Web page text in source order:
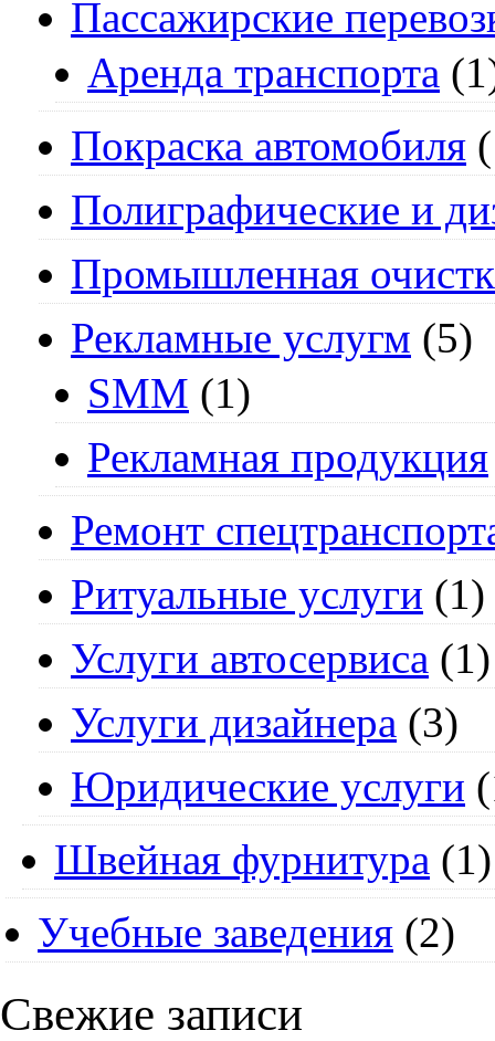
Пассажирские
Аренда транспорта
Покраска автомобиля
Полиграфические и
Промышленная
Рекламные услугм (5)
SMM (1)
Рекламная продукция
Ремонт
Ритуальные услуги (1)
Услуги автосервиса (1)
Услуги дизайнера (3)
Юридические услуги
Швейная фурнитура (1)
Учебные заведения (2)
Свежие записи